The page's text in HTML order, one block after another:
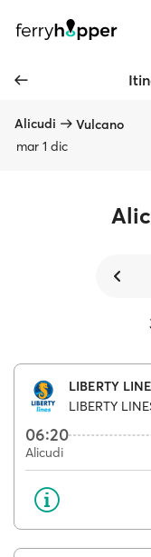
Alicudi
Vulcano
mar 1 dic
LIBERTY
LIBERTY
06:20
Alicudi